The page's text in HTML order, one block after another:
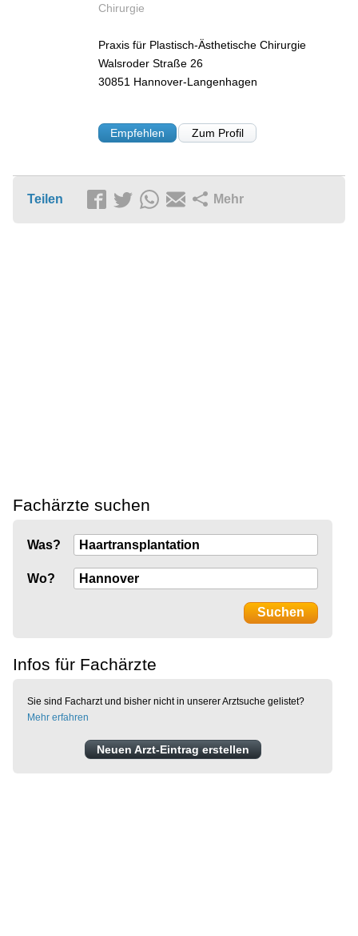
Chirurgie
Praxis für Plastisch-Ästhetische Chirurgie
Walsroder Straße 26
30851 Hannover-Langenhagen
Empfehlen Zum Profil
Teilen Mehr
Fachärzte suchen
Was?
Wo?
Infos für Fachärzte
Sie sind Facharzt und bisher nicht in unserer Arztsuche gelistet?
Mehr erfahren
Neuen Arzt-Eintrag erstellen